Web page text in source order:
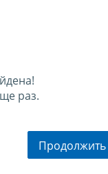
раз.
Продолжить